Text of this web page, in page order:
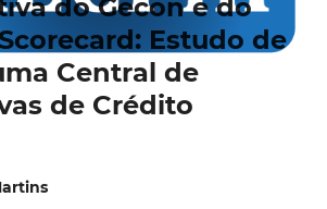
do Gecon e do
Estudo de
Central de
de Crédito